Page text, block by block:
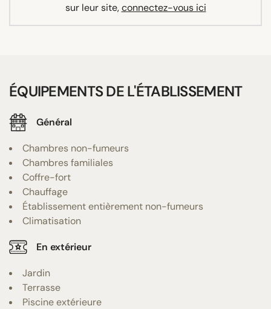
sur leur site,connectez-vous ici
ÉQUIPEMENTS DE L'ÉTABLISSEMENT
Général
Chambres non-fumeurs
Chambres familiales
Coffre-fort
Chauffage
Établissement entièrement non-fumeurs
Climatisation
En extérieur
Jardin
Terrasse
Piscine extérieure